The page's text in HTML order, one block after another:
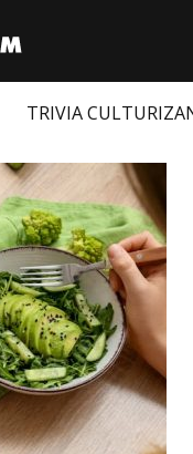
TRIVIA